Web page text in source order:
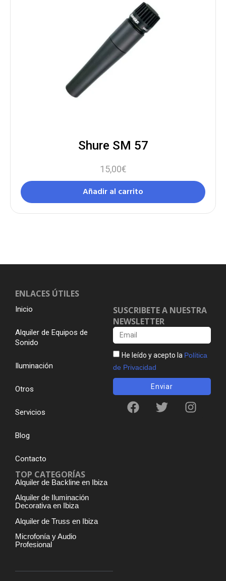
Shure SM 57
15,00€
Añadir al carrito
ENLACES ÚTILES
Inicio
Alquiler de Equipos de
Sonido
Iluminación
Otros
Servicios
Blog
Contacto
TOP CATEGORÍAS
Alquiler de Backline en Ibiza
Alquiler de Iluminación
Decorativa en Ibiza
Alquiler de Truss en Ibiza
Microfonía y Audio
Profesional
SUSCRIBETE A NUESTRA
NEWSLETTER
He leído y acepto la Política
de Privacidad
Enviar